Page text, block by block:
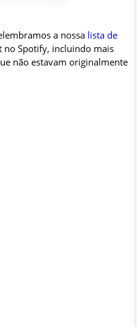
a nossa lista de
no Spotify, incluindo mais
não estavam originalmente